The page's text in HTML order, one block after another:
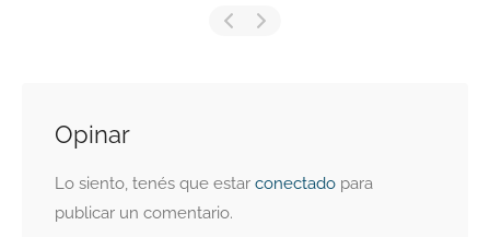
Opinar
Lo siento, tenés que estar conectado para
publicar un comentario.